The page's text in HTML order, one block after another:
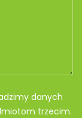
danych
trzecim.